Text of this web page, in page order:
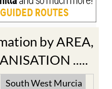
by AREA,
.....
South West Murcia